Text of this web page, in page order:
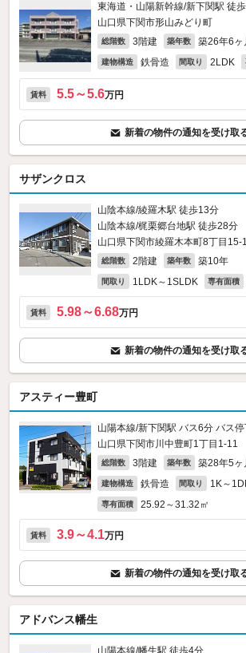
東海道・山陽新幹線/新下関駅 徒
山口県下関市形山みどり町
総階数 3階建 築年数 築26年6ヶ
建物構造 鉄骨造 間取り 2LDK
賃料 5.5～5.6万円
新着の物件の通知を受け取
サザンクロス
山陰本線/綾羅木駅 徒歩13分
山陰本線/梶栗郷台地駅 徒歩28分
山口県下関市綾羅木本町8丁目15-
総階数 2階建 築年数 築10年
間取り 1LDK～1SLDK 専有面積
賃料 5.98～6.68万円
新着の物件の通知を受け取
アスティー豊町
山陽本線/新下関駅 バス6分 バス
山口県下関市川中豊町1丁目1-11
総階数 3階建 築年数 築28年5ヶ
建物構造 鉄骨造 間取り 1K～
専有面積 25.92～31.32㎡
賃料 3.9～4.1万円
新着の物件の通知を受け取
アドバンス幡生
山陽本線/幡生駅 徒歩4分